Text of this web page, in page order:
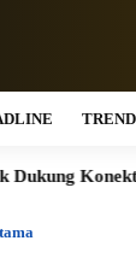
DIY